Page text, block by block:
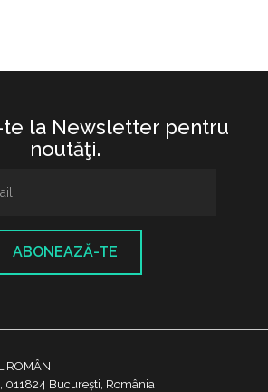
te la Newsletter pentru
noutăţi.
ABONEAZĂ-TE
ROMÂN
011824 București, România